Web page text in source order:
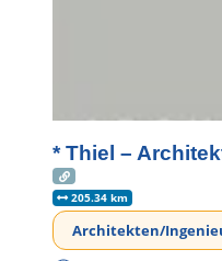
* Thiel –
205.34 km
Architekten/